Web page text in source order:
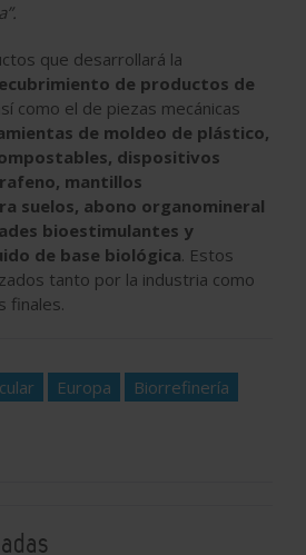
que desarrollará la
de productos de
como el de piezas mecánicas
de moldeo de plástico,
dispositivos
mantillos
suelos, abono organomineral
bioestimulantes y
de base biológica. Estos
tanto por la industria como
finales.
Europa
Biorrefinería